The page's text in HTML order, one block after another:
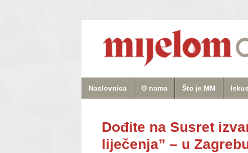
Naslovnica O nama Što je MM
Dođite na Susret
liječenja” – u